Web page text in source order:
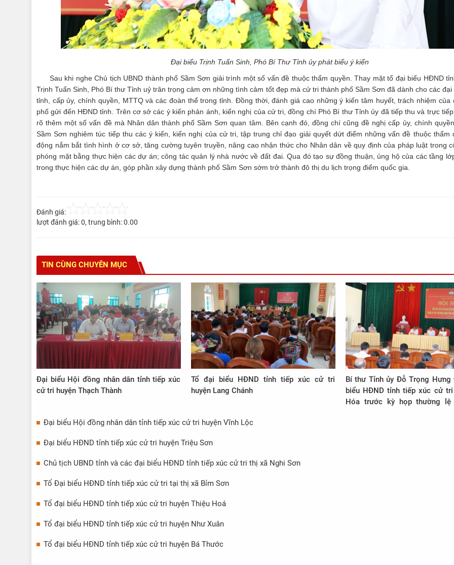
Đại biểu Trịnh Tuấn Sinh, Phó Bí Thư Tỉnh ủy phát biểu ý kiến
Sau khi nghe Chủ tịch UBND thành phố Sầm Sơn giải trình một số vấn đề thuộc thẩm quyền. Thay mặt tổ đại biểu HĐND
Trịnh Tuấn Sinh, Phó Bí thư Tỉnh uỷ trân trọng cảm ơn những tình cảm tốt đẹp mà cử tri thành phố Sầm Sơn đã dành cho các
tỉnh, cấp ủy, chính quyền, MTTQ và các đoàn thể trong tỉnh. Đồng thời, đánh giá cao những ý kiến tâm huyết, trách nhiệm của
phố gửi đến HĐND tỉnh. Trên cơ sở các ý kiến phản ánh, kiến nghị của cử tri, đồng chí Phó Bí thư Tỉnh ủy đã tiếp thu và trực
rõ thêm một số vấn đề mà Nhân dân thành phố Sầm Sơn quan tâm. Bên cạnh đó, đồng chí cũng đề nghị cấp ủy, chính
Sầm Sơn nghiêm túc tiếp thu các ý kiến, kiến nghị của cử tri, tập trung chỉ đạo giải quyết dứt điểm những vấn đề thuộc thẩm
động nắm bắt tình hình ở cơ sở, tăng cường tuyên truyền, nâng cao nhận thức cho Nhân dân về quy định của pháp luật trong
phóng mặt bằng thực hiện các dự án; công tác quản lý nhà nước về đất đai. Qua đó tạo sự đồng thuận, ủng hộ của các tầng
trong thực hiện các dự án, góp phần xây dựng thành phố Sầm Sơn sớm trở thành đô thị du lịch trọng điểm quốc gia.
Đánh giá:
lượt đánh giá:0, trung bình:0.00
TIN CÙNG CHUYÊN MỤC
Đại biểu Hội đồng nhân dân tỉnh tiếp xúc
cử tri huyện Thạch Thành
Tổ đại biểu HĐND tỉnh tiếp xúc cử tri
huyện Lang Chánh
Bí thư Tỉnh ủy Đỗ Trọng Hưng
biểu HĐND tỉnh tiếp xúc cử tri
Hóa trước kỳ họp thường lệ
Đại biểu Hội đồng nhân dân tỉnh tiếp xúc cử tri huyện Vĩnh Lộc
Đại biểu HĐND tỉnh tiếp xúc cử tri huyện Triệu Sơn
Chủ tịch UBND tỉnh và các đại biểu HĐND tỉnh tiếp xúc cử tri thị xã Nghi Sơn
Tổ Đại biểu HĐND tỉnh tiếp xúc cử tri tại thị xã Bỉm Sơn
Tổ đại biểu HĐND tỉnh tiếp xúc cử tri huyện Thiệu Hoá
Tổ đại biểu HĐND tỉnh tiếp xúc cử tri huyện Như Xuân
Tổ đại biểu HĐND tỉnh tiếp xúc cử tri huyện Bá Thước